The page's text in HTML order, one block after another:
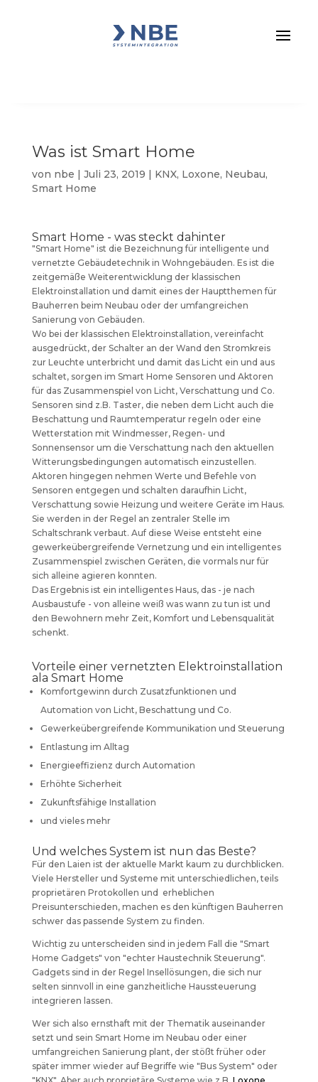
Was ist Smart Home
von nbe | Juli 23, 2019 | KNX, Loxone, Neubau,
Smart Home
Smart Home - was steckt dahinter
"Smart Home" ist die Bezeichnung für intelligente und
vernetzte Gebäudetechnik in Wohngebäuden. Es ist die
zeitgemäße Weiterentwicklung der klassischen
Elektroinstallation und damit eines der Hauptthemen für
Bauherren beim Neubau oder der umfangreichen
Sanierung von Gebäuden.
Wo bei der klassischen Elektroinstallation, vereinfacht
ausgedrückt, der Schalter an der Wand den Stromkreis
zur Leuchte unterbricht und damit das Licht ein und aus
schaltet, sorgen im Smart Home Sensoren und Aktoren
für das Zusammenspiel von Licht, Verschattung und Co.
Sensoren sind z.B. Taster, die neben dem Licht auch die
Beschattung und Raumtemperatur regeln oder eine
Wetterstation mit Windmesser, Regen- und
Sonnensensor um die Verschattung nach den aktuellen
Witterungsbedingungen automatisch einzustellen.
Aktoren hingegen nehmen Werte und Befehle von
Sensoren entgegen und schalten daraufhin Licht,
Verschattung sowie Heizung und weitere Geräte im Haus.
Sie werden in der Regel an zentraler Stelle im
Schaltschrank verbaut. Auf diese Weise entsteht eine
gewerkeübergreifende Vernetzung und ein intelligentes
Zusammenspiel zwischen Geräten, die vormals nur für
sich alleine agieren konnten.
Das Ergebnis ist ein intelligentes Haus, das - je nach
Ausbaustufe - von alleine weiß was wann zu tun ist und
den Bewohnern mehr Zeit, Komfort und Lebensqualität
schenkt.
Vorteile einer vernetzten Elektroinstallation
ala Smart Home
Komfortgewinn durch Zusatzfunktionen und
Automation von Licht, Beschattung und Co.
Gewerkeübergreifende Kommunikation und Steuerung
Entlastung im Alltag
Energieeffizienz durch Automation
Erhöhte Sicherheit
Zukunftsfähige Installation
und vieles mehr
Und welches System ist nun das Beste?
Für den Laien ist der aktuelle Markt kaum zu durchblicken.
Viele Hersteller und Systeme mit unterschiedlichen, teils
proprietären Protokollen und erheblichen
Preisunterschieden, machen es den künftigen Bauherren
schwer das passende System zu finden.
Wichtig zu unterscheiden sind in jedem Fall die "Smart
Home Gadgets" von "echter Haustechnik Steuerung".
Gadgets sind in der Regel Insellösungen, die sich nur
selten sinnvoll in eine ganzheitliche Haussteuerung
integrieren lassen.
Wer sich also ernsthaft mit der Thematik auseinander
setzt und sein Smart Home im Neubau oder einer
umfangreichen Sanierung plant, der stößt früher oder
später immer wieder auf Begriffe wie "Bus System" oder